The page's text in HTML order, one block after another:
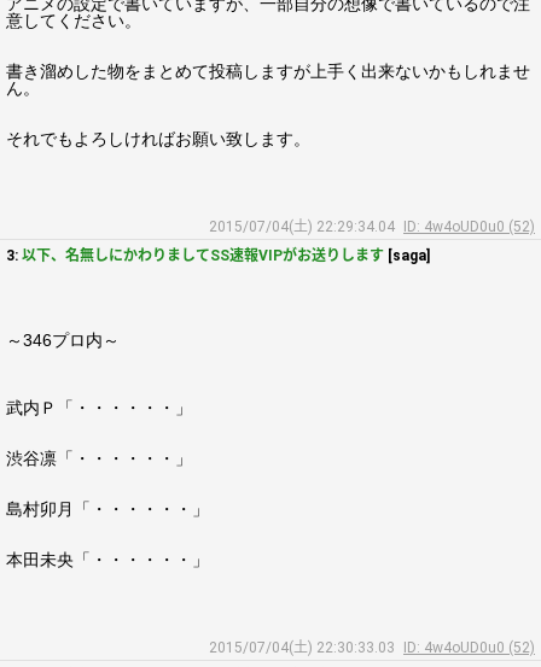
意してください。
書き溜めした物をまとめて投稿しますが上手く出来ないかもしれませ
ん。
それでもよろしければお願い致します。
2015/07/04(土) 22:29:34.04
ID: 4w4oUD0u0 (52)
3: 以下、名無しにかわりましてSS速報VIPがお送りします [saga]
～346プロ内～
武内Ｐ「・・・・・・」
渋谷凛「・・・・・・」
島村卯月「・・・・・・」
本田未央「・・・・・・」
2015/07/04(土) 22:30:33.03
ID: 4w4oUD0u0 (52)